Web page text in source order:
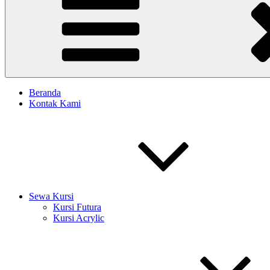
Beranda
Kontak Kami
Sewa Kursi
Kursi Futura
Kursi Acrylic